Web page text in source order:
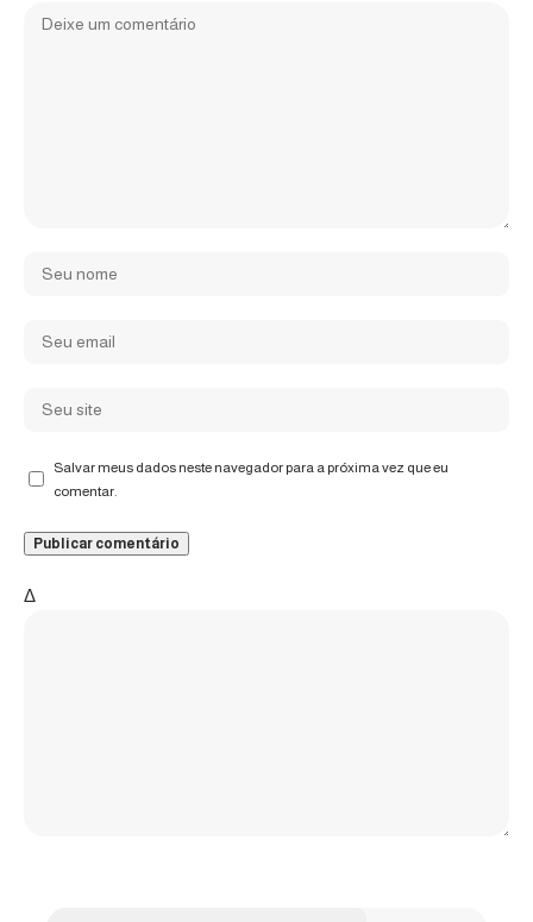
Salvar meus dados neste navegador para a próxima vez que eu
comentar.
Δ